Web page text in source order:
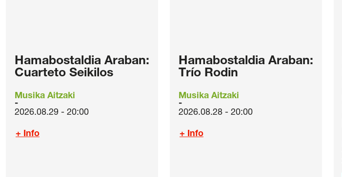
Hamabostaldia Araban:
Cuarteto Seikilos
Musika Aitzaki
2026.08.29 - 20:00
+ Info
Hamabostaldia Araban:
Trío Rodin
Musika Aitzaki
2026.08.28 - 20:00
+ Info